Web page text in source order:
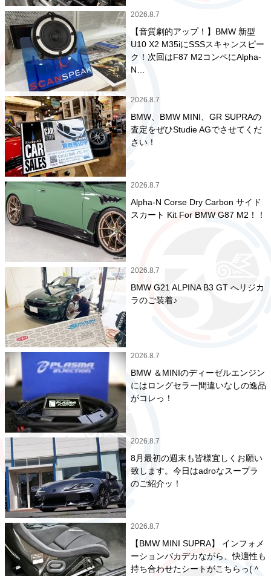
2026.8.7
【音質劇的アップ！】BMW 新型
U10 X2 M35iにSSSスキャンスピー
ク！次回はF87 M2コンペにAlpha-
N…
2026.8.7
BMW、BMW MINI、GR SUPRAの
査定をぜひStudie AGでさせてくだ
さい！
2026.8.7
Alpha-N Corse Dry Carbon サイド
スカート Kit For BMW G87 M2！！
2026.8.7
BMW G21 ALPINA B3 GT へリジカ
ラのご装着♪
2026.8.7
BMW ＆MINIのディーゼルエンジン
にはロングセラー間違いなしの逸品
がコレっ！
2026.8.7
8月最初の週末も皆様宜しくお願い
致します。今日はadroなスープラ
のご紹介ッ！
2026.8.7
【BMW MINI SUPRA】 インフォメ
ーションバカデカながら、快適性も
持ち合わせたシートがこちらっ(＾